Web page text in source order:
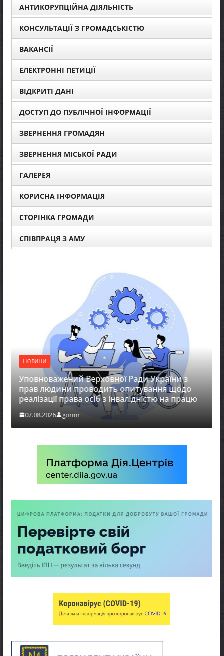
АНТИКОРУПЦІЙНА ДІЯЛЬНІСТЬ
КОНСУЛЬТАЦІЇ З ГРОМАДСЬКІСТЮ
ВАКАНСІЇ
ЕЛЕКТРОННІ ПЕТИЦІЇ
ВІДКРИТІ ДАНІ
ДОСТУП ДО ПУБЛІЧНОЇ ІНФОРМАЦІЇ
ЗВЕРНЕННЯ ГРОМАДЯН
ЗВЕРНЕННЯ МІСЬКОЇ РАДИ
ГАЛЕРЕЯ
КОРИСНА ІНФОРМАЦІЯ
СТОРІНКА ГРОМАДИ
СПІВПРАЦЯ З АМУ
НОВИНИ
Уповноважений Верховної Ради України з
прав людини проводить опитування щодо
реалізації права осіб з інвалідністю на працю
07.08.2026 gormr